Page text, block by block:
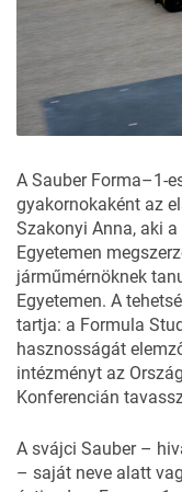
A Sauber Forma–1-
gyakornokaként az
Szakonyi Anna, aki
Egyetemen
járműmérnöknek
Egyetemen. A
tartja: a Formula
hasznosságát
intézményt az
Konferencián
A svájci Sauber –
– saját neve alatt